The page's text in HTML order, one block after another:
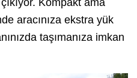
aracınıza ekstra yük
taşımanıza imkan